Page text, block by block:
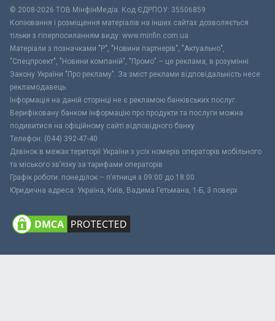
© 2008-2026 ТОВ МiнфiнМедiа. Код ЄДРПОУ: 35506859
Копіювання і розміщення матеріалів на інших сайтах дозволяється
тільки з гіперпосиланням виду: www.minfin.com.ua
Матеріали з позначками "Р", "Новини партнерів", "Актуально",
"Спецпроект", "Новини компаній", "Промо" – це реклама, в розумінні
Закону України "Про рекламу". За зміст реклами відповідальність несе
рекламодавець.
Інформація на даній сторінці не є рекламою банківських послуг.
Верифіковану банком інформацію про продукти та послуги можна
подивитися на офіційному сайті відповідного банку.
Телефон: (044) 392-47-40
Дзвінок в межах території України з усіх номерів операторів мобільного
та міського зв’язку за тарифами операторів
Графік роботи: понеділок – п’ятниця з 09:00 до 18:00
Юридична адреса: Україна, Київ, Вадима Гетьмана, 1-Б, 3 поверх